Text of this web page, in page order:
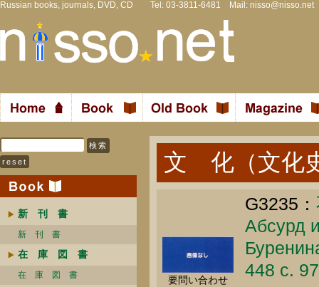
Russian books, journals, DVD, CD Tel: 03-3811-6481 Mail: nisso@nisso.net
新 刊 書
新 刊 書
在 庫 図 書
在 庫 図 書
文 化（文化
要問い合わせ
G3235：
Абсурд
448 c.